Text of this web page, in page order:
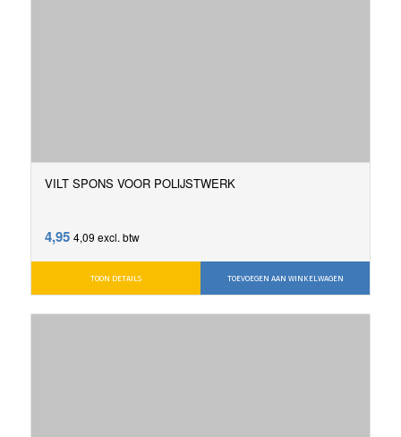
VILT SPONS VOOR POLIJSTWERK
4,95 4,09 excl. btw
TOEVOEGEN AAN WINKELWAGEN
TOON DETAILS